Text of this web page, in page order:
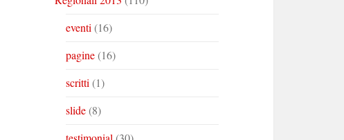
eventi (16)
pagine(16)
scritti (1)
slide(8)